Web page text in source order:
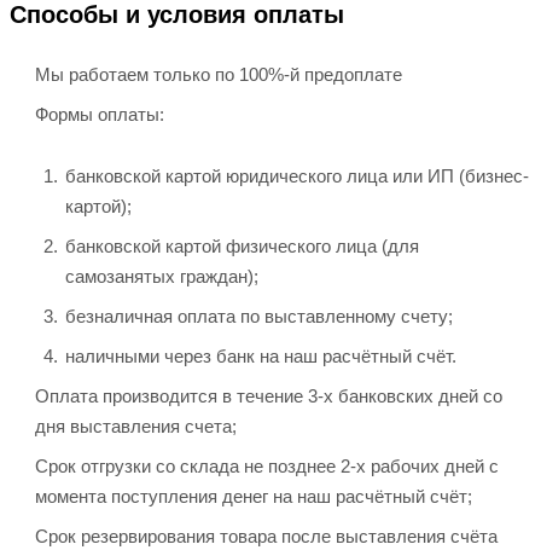
Способы и условия оплаты
Мы работаем только по 100%-й предоплате
Формы оплаты:
банковской картой юридического лица или ИП (бизнес-
картой);
банковской картой физического лица (для
самозанятых граждан);
безналичная оплата по выставленному счету;
наличными через банк на наш расчётный счёт.
Оплата производится в течение 3-х банковских дней со
дня выставления счета;
Срок отгрузки со склада не позднее 2-х рабочих дней с
момента поступления денег на наш расчётный счёт;
Срок резервирования товара после выставления счёта